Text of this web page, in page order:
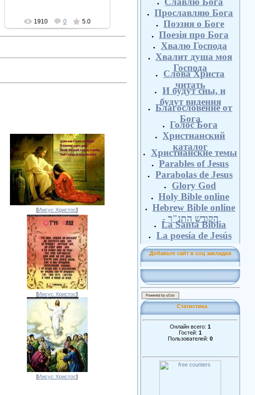
1910 0 5.0
[Иисус Христос]
[Иисус Христос]
[Иисус Христос]
Прославляю Бога
Поэзия о Боге
Поезія про Бога
Хвалю Господа
Хвалит душа моя
Господа
Слова Христа
читать
И будут сны, и
будут видения
Благословение от
Бога
Голос Бога
Христианский
каталог
Христианские темы
Parables of Jesus
Parabolas de Jesus
Glory God
Holy Bible online
Hebrew Bible online
- הקודש התנ"ך
La Santa Biblia
La poesía de Jesús
Добавьте сайт в соц закладки
Статистика
Онлайн всего: 1
Гостей: 1
Пользователей: 0